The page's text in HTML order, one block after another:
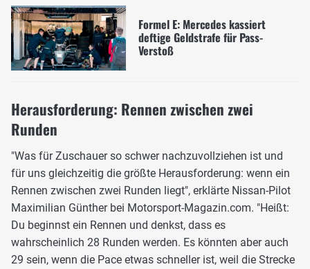
Formel E: Mercedes kassiert
deftige Geldstrafe für Pass-
Verstoß
Herausforderung: Rennen zwischen zwei
Runden
"Was für Zuschauer so schwer nachzuvollziehen ist und
für uns gleichzeitig die größte Herausforderung: wenn ein
Rennen zwischen zwei Runden liegt", erklärte Nissan-Pilot
Maximilian Günther bei Motorsport-Magazin.com. "Heißt:
Du beginnst ein Rennen und denkst, dass es
wahrscheinlich 28 Runden werden. Es könnten aber auch
29 sein, wenn die Pace etwas schneller ist, weil die Strecke